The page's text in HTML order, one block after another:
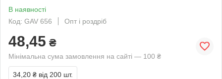
В наявності
Код: GAV 656
Опт і роздріб
48,45 ₴
Мінімальна сума замовлення на сайті — 100 ₴
34,20 ₴ від 200 шт.